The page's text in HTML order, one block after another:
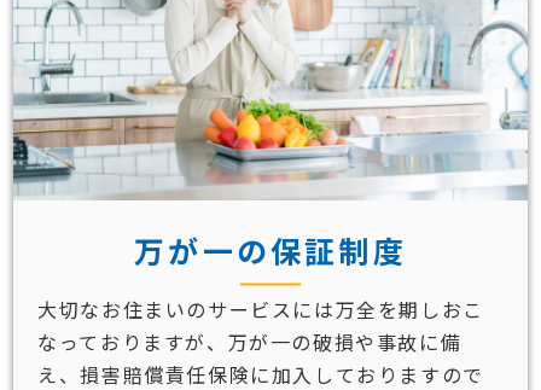
万が一の保証制度
大切なお住まいのサービスには万全を期しおこ
なっておりますが、万が一の破損や事故に備
え、損害賠償責任保険に加入しておりますので